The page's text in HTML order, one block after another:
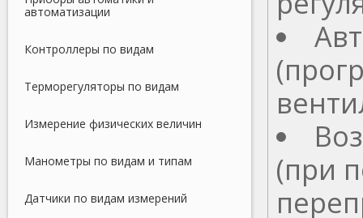
автоматизации
Контроллеры по видам
Терморегуляторы по видам
Измерение физических величин
Манометры по видам и типам
Датчики по видам измерений
(при